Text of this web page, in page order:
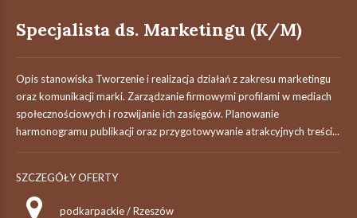
Specjalista ds. Marketingu (K/M)
Opis stanowiska Tworzenie i realizacja działań z zakresu marketingu
oraz komunikacji marki. Zarządzanie firmowymi profilami w mediach
społecznościowych i rozwijanie ich zasięgów. Planowanie
harmonogramu publikacji oraz przygotowywanie atrakcyjnych treści...
SZCZEGÓŁY OFERTY
podkarpackie / Rzeszów